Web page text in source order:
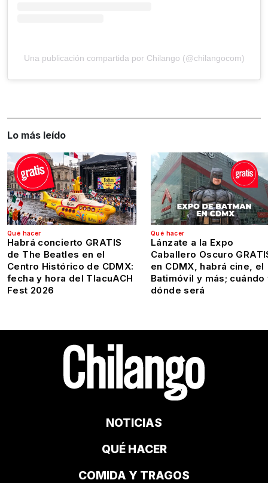
Una publicación compartida por Chilango (@chilangocom)
Lo más leído
Qué hacer
Habrá concierto GRATIS
de The Beatles en el
Centro Histórico de CDMX:
fecha y hora del TlacuACH
Fest 2026
Qué hacer
Lánzate a la Expo
Caballero Oscuro
en CDMX, habrá cine, el
Batimóvil y más; cuándo
dónde será
NOTICIAS
QUÉ HACER
COMIDA Y TRAGOS